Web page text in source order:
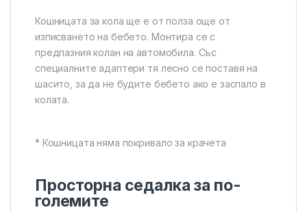
Кошницата за кола ще е от полза още от
изписването на бебето. Монтира се с
предпазния колан на автомобила. Със
специалните адаптери тя лесно се поставя на
шасито, за да не будите бебето ако е заспало в
колата.
* Кошницата няма покривало за крачета
Просторна седалка за по-
големите